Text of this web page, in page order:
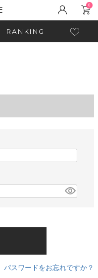
0
RANKING
パスワードをお忘れですか？